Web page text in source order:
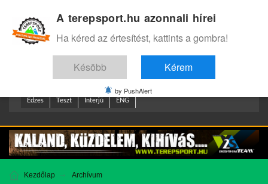
Edzes Teszt Interjú ENG
Kezdőlap Archívum
A terepsport.hu azonnali hírei
Ha kéred az értesítést, kattints a gombra!
Késöbb Kérem
by PushAlert